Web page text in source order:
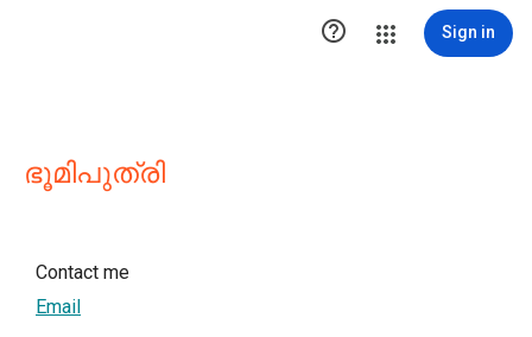
 Sign in
ഭൂമിപുത്രി
Contact me
Email